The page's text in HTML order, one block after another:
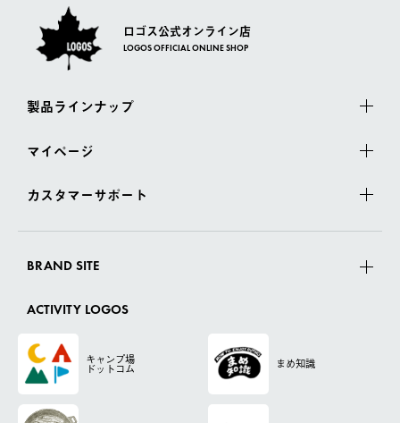
ロゴス公式オンライン店
LOGOS OFFICIAL ONLINE SHOP
製品ラインナップ
マイページ
カスタマーサポート
BRAND SITE
ACTIVITY LOGOS
キャンプ場
ドットコム まめ知識